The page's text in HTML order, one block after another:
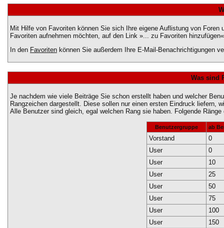
Mit Hilfe von Favoriten können Sie sich Ihre eigene Auflistung von
Favoriten aufnehmen möchten, auf den Link »... zu Favoriten
In den Favoriten können Sie außerdem Ihre E-Mail-Benachrichtigungen
Was sind
Je nachdem wie viele Beiträge Sie schon erstellt haben und welcher
Rangzeichen dargestellt. Diese sollen nur einen ersten Eindruck
Alle Benutzer sind gleich, egal welchen Rang sie haben. Folgende
Benutzergruppe ab
Vorstand
0
User
0
User
10
User
25
User
50
User
75
User
100
User
150